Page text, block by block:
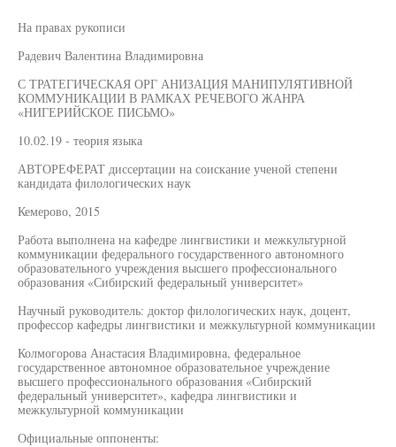
На правах рукописи
Радевич Валентина Владимировна
С ТРАТЕГИЧЕСКАЯ ОРГ АНИЗАЦИЯ МАНИПУЛЯТИВНОЙ
КОММУНИКАЦИИ В РАМКАХ РЕЧЕВОГО ЖАНРА
«НИГЕРИЙСКОЕ ПИСЬМО»
10.02.19 - теория языка
АВТОРЕФЕРАТ диссертации на соискание ученой степени
кандидата филологических наук
Кемерово, 2015
Работа выполнена на кафедре лингвистики и межкультурной
коммуникации федерального государственного автономного
образовательного учреждения высшего профессионального
образования «Сибирский федеральный университет»
Научный руководитель: доктор филологических наук, доцент,
профессор кафедры лингвистики и межкультурной коммуникации
Колмогорова Анастасия Владимировна, федеральное
государственное автономное образовательное учреждение
высшего профессионального образования «Сибирский
федеральный университет», кафедра лингвистики и
межкультурной коммуникации
Официальные оппоненты: